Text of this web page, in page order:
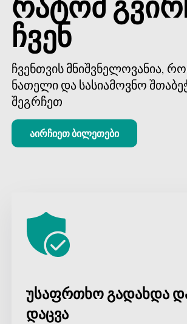
ჩვენ
ჩვენთვის მნიშვნელოვანია,
ნათელი და სასიამოვნო
შეგრჩეთ
აირჩიეთ ბილეთები
უსაფრთხო გადახდა
დაცვა